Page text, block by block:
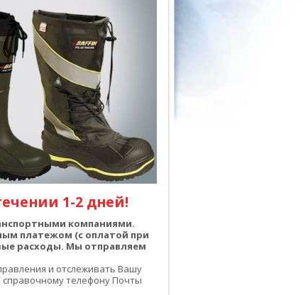
1-2 дней!
компаниями.
платежом (с оплатой при
расходы. Мы отправляем
и отслеживать Вашу
справочному телефону Почты